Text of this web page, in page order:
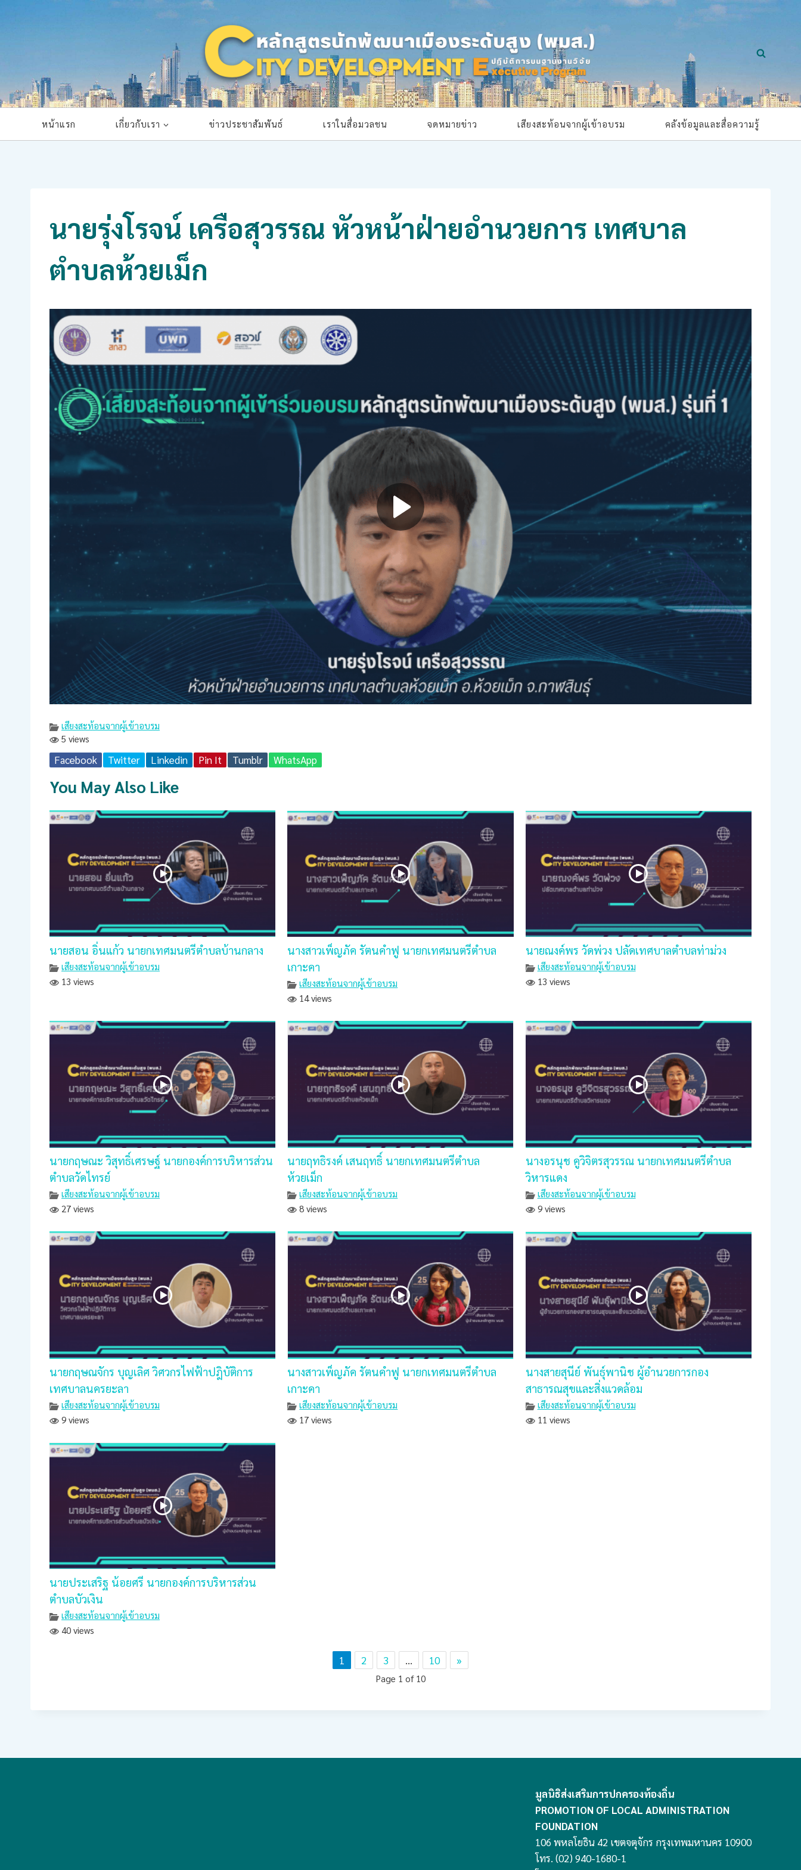
หน้าแรก เกี่ยวกับเรา ข่าวประชาสัมพันธ์ เราในสื่อมวลชน จดหมายข่าว เสียงสะท้อนจากผู้เข้าอบรม คลังข้อมูลและสื่อความรู้
นายรุ่งโรจน์ เครือสุวรรณ หัวหน้าฝ่ายอำนวยการ เทศบาล
ตำบลห้วยเม็ก
เสียงสะท้อนจากผู้เข้าอบรม
5 views
Facebook Twitter Linkedin Pin It Tumblr WhatsApp
You May Also Like
นายสอน อิ่นแก้ว นายกเทศมนตรีตำบลบ้านกลาง
เสียงสะท้อนจากผู้เข้าอบรม
13 views
นางสาวเพ็ญภัค รัตนคำฟู นายกเทศมนตรีตำบล
เกาะคา
เสียงสะท้อนจากผู้เข้าอบรม
14 views
นายณงค์พร วัดพ่วง ปลัดเทศบาลตำบลท่าม่วง
เสียงสะท้อนจากผู้เข้าอบรม
13 views
นายกฤษณะ วิสุทธิ์เศรษฐ์ นายกองค์การบริหารส่วน
ตำบลวัดไทรย์
เสียงสะท้อนจากผู้เข้าอบรม
27 views
นายฤทธิรงค์ เสนฤทธิ์ นายกเทศมนตรีตำบล
ห้วยเม็ก
เสียงสะท้อนจากผู้เข้าอบรม
8 views
นางอรนุช คูวิจิตรสุวรรณ นายกเทศมนตรีตำบล
วิหารแดง
เสียงสะท้อนจากผู้เข้าอบรม
9 views
นายกฤษณจักร บุญเลิศ วิศวกรไฟฟ้าปฎิบัติการ
เทศบาลนครยะลา
เสียงสะท้อนจากผู้เข้าอบรม
9 views
นางสาวเพ็ญภัค รัตนคำฟู นายกเทศมนตรีตำบล
เกาะคา
เสียงสะท้อนจากผู้เข้าอบรม
17 views
นางสายสุนีย์ พันธุ์พานิช ผู้อำนวยการกอง
สาธารณสุขและสิ่งแวดล้อม
เสียงสะท้อนจากผู้เข้าอบรม
11 views
นายประเสริฐ น้อยศรี นายกองค์การบริหารส่วน
ตำบลบัวเงิน
เสียงสะท้อนจากผู้เข้าอบรม
40 views
1 2 3 … 10 »
Page 1 of 10
มูลนิธิส่งเสริมการปกครองท้องถิ่น
PROMOTION OF LOCAL ADMINISTRATION
FOUNDATION
106 พหลโยธิน 42 เขตจตุจักร กรุงเทพมหานคร 10900
โทร. (02) 940-1680-1